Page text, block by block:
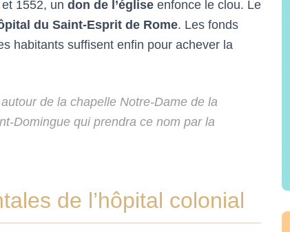
1552, un don de l’église enfonce le clou. Le
du Saint-Esprit de Rome. Les fonds
habitants suffisent enfin pour achever la
de la chapelle Notre-Dame de la
Domingue qui prendra ce nom par la
de l’hôpital colonial